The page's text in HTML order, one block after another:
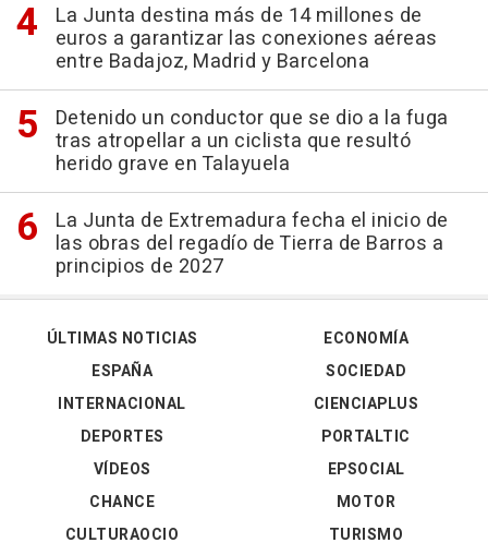
La Junta destina más de 14 millones de
euros a garantizar las conexiones aéreas
entre Badajoz, Madrid y Barcelona
Detenido un conductor que se dio a la fuga
tras atropellar a un ciclista que resultó
herido grave en Talayuela
La Junta de Extremadura fecha el inicio de
las obras del regadío de Tierra de Barros a
principios de 2027
ÚLTIMAS NOTICIAS
ESPAÑA
INTERNACIONAL
DEPORTES
VÍDEOS
ECONOMÍA
SOCIEDAD
CIENCIAPLUS
PORTALTIC
EPSOCIAL
CHANCE
CULTURAOCIO
MOTOR
TURISMO